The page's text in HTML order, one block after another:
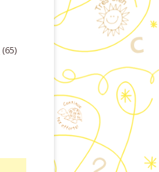
(65)